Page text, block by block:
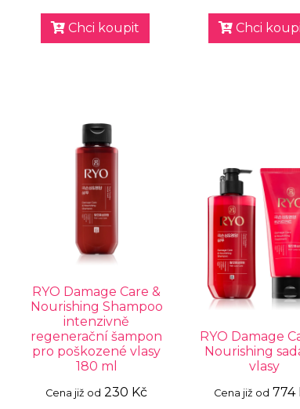
Chci koupit Chci
RYO Damage Care &
Nourishing Shampoo
intenzivně
regenerační šampon
pro poškozené vlasy
180 ml
Cena již od 230 Kč
RYO Damage
Nourishing
vlasy
Cena již od 774